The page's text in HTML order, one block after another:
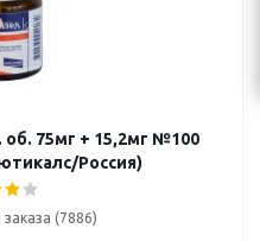
75мг + 15,2мг №100
Россия)
(7886)